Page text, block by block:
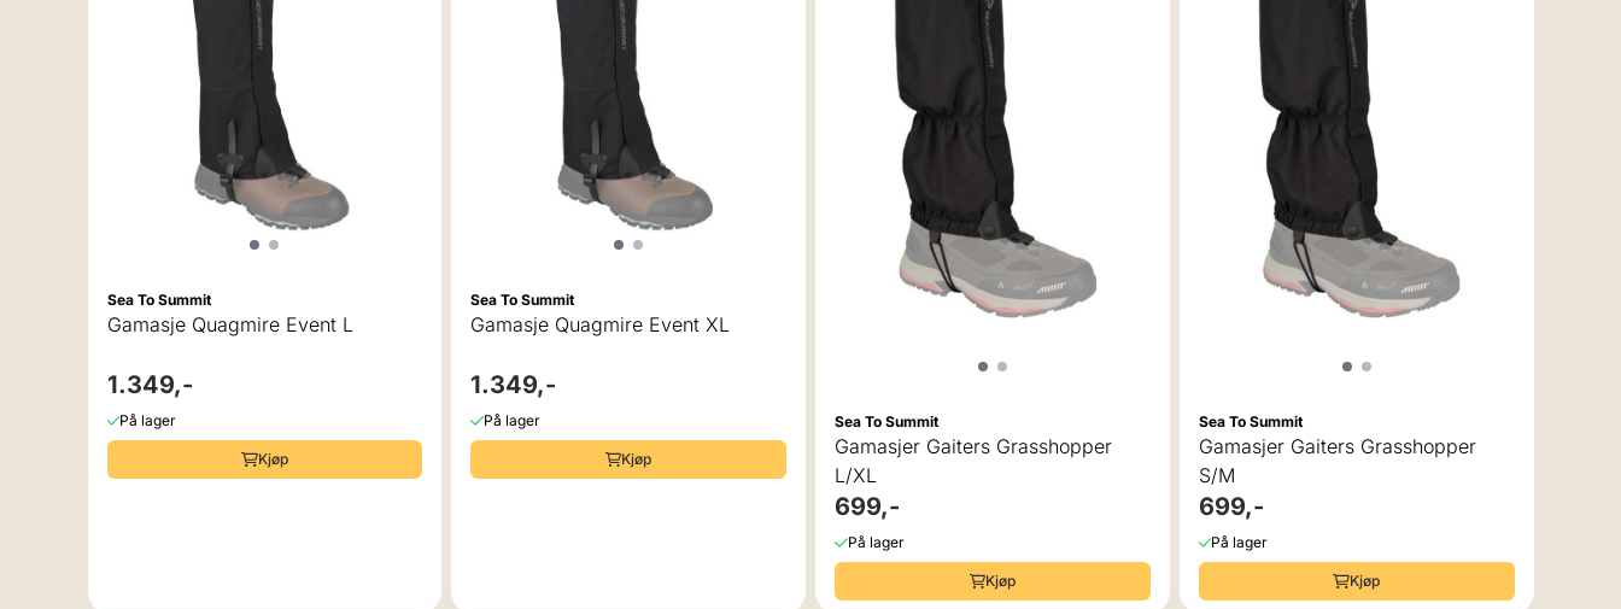
Sea To Summit
Gamasje Quagmire Event L
1.349,-
På lager
Kjøp
Sea To Summit
Gamasje Quagmire Event XL
1.349,-
På lager
Kjøp
Sea To Summit
Gamasjer Gaiters Grasshopper
L/XL
699,-
På lager
Kjøp
Sea To Summit
Gamasjer Gaiters Grasshopper
S/M
699,-
På lager
Kjøp